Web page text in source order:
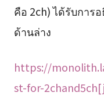
คือ 2ch) ได้รับการ
ด้านล่าง
https://
st-for-